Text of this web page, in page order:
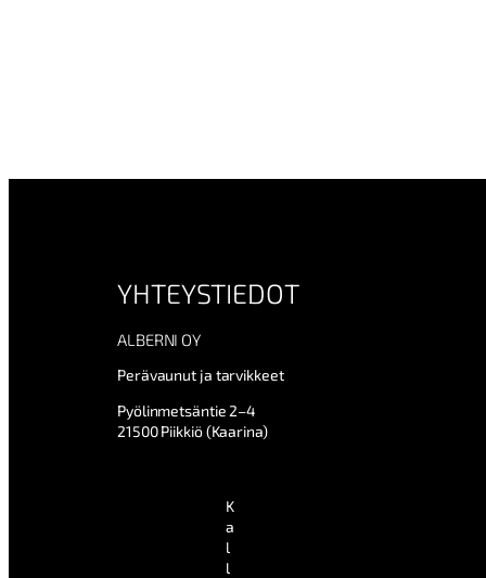
YHTEYSTIEDOT
ALBERNI OY
Perävaunut ja tarvikkeet
Pyölinmetsäntie 2–4
21500 Piikkiö (Kaarina)
K
a
l
l